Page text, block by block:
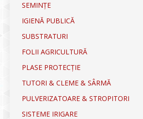
SEMINȚE
IGIENĂ PUBLICĂ
SUBSTRATURI
FOLII AGRICULTURĂ
PLASE PROTECȚIE
TUTORI & CLEME & SÂRMĂ
PULVERIZATOARE & STROPITORI
SISTEME IRIGARE